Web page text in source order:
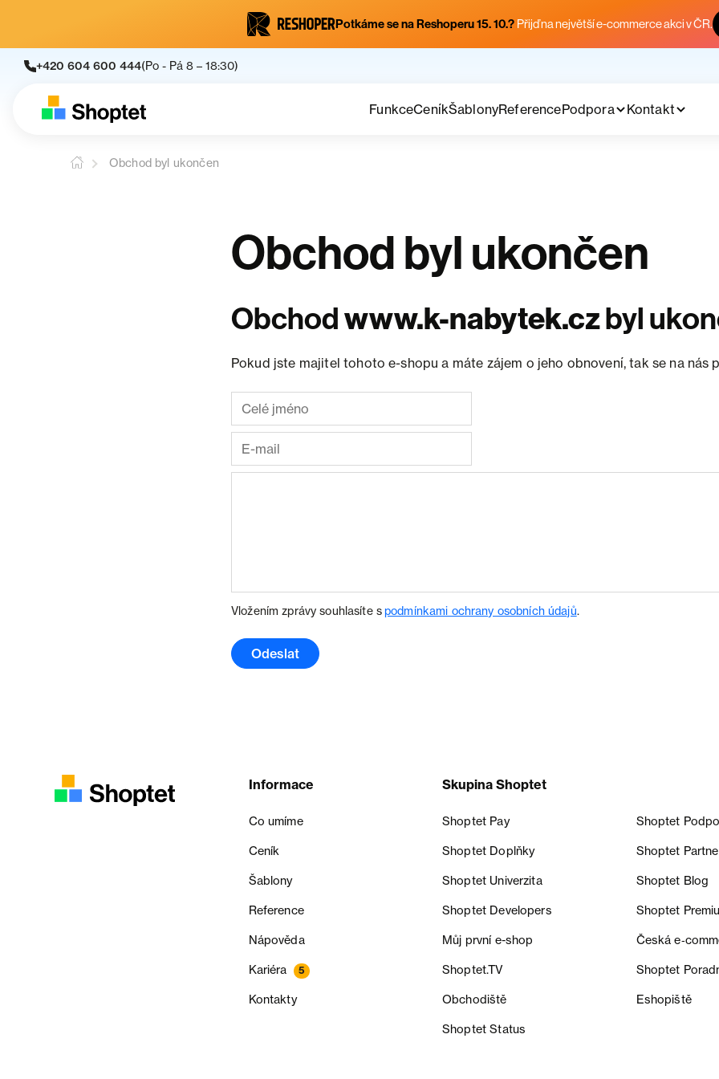
Potkáme se na Reshoperu 15. 10.? Přijď na největší e-commerce akci v ČR.
+420 604 600 444(Po - Pá 8 – 18:30)
FunkceCeníkŠablonyReferencePodpora Kontakt
Obchod byl ukončen
Obchod byl ukončen
Obchodwww.k-nabytek.czbyl
Pokud jste majitel tohoto e-shopu a máte zájem o jeho obnovení, tak se na nás
Vložením zprávy souhlasíte spodmínkami ochrany osobních údajů.
Odeslat
Informace
Co umíme
Ceník
Šablony
Reference
Nápověda
Kariéra 5
Kontakty
Skupina Shoptet
Shoptet Pay Shoptet
Shoptet Doplňky Shoptet
Shoptet Univerzita Shoptet Blog
Shoptet Developers Shoptet
Můj první e-shop Česká
Shoptet.TV Shoptet
Obchodiště Eshopiště
Shoptet Status